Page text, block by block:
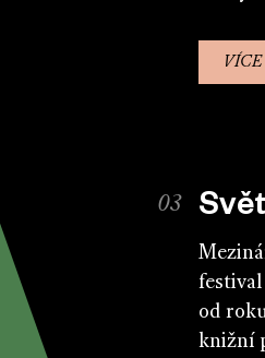
VÍCE
od
knižní